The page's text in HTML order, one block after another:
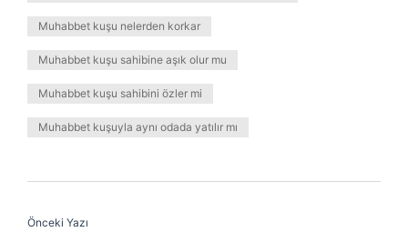
Muhabbet kuşu nelerden korkar
Muhabbet kuşu sahibine aşık olur mu
Muhabbet kuşu sahibini özler mi
Muhabbet kuşuyla aynı odada yatılır mı
Önceki Yazı